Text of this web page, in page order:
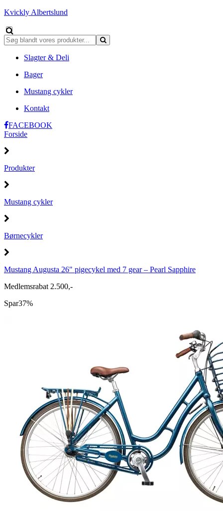
Kvickly Albertslund
Slagter & Deli
Bager
Mustang cykler
Kontakt
FACEBOOK
Forside
Produkter
Mustang cykler
Børnecykler
Mustang Augusta 26" pigecykel med 7 gear – Pearl Sapphire
Medlemsrabat 2.500,-
Spar37%